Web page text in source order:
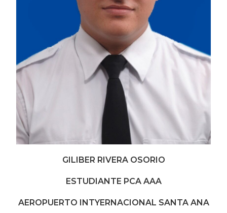
GILIBER RIVERA OSORIO
ESTUDIANTE PCA AAA
AEROPUERTO INTYERNACIONAL SANTA ANA